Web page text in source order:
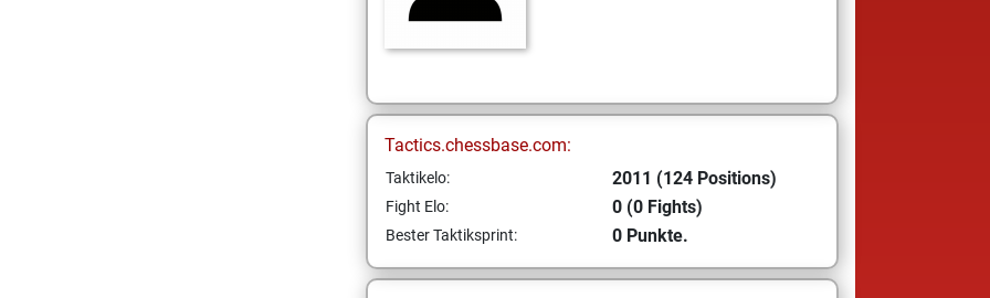
Tactics.chessbase.com:
Taktikelo: 2011 (124 Positions)
Fight Elo: 0 (0 Fights)
Bester Taktiksprint: 0 Punkte.